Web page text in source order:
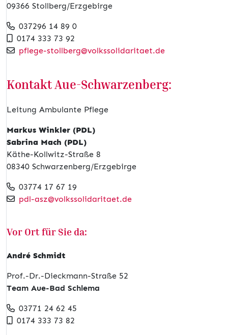
09366 Stollberg/Erzgebirge
037296 14 89 0
0174 333 73 92
pflege-stollberg@volkssolidaritaet.de
Kontakt Aue-Schwarzenberg:
Leitung Ambulante Pflege
Markus Winkler (PDL)
Sabrina Mach (PDL)
Käthe-Kollwitz-Straße 8
08340 Schwarzenberg/Erzgebirge
03774 17 67 19
pdl-asz@volkssolidaritaet.de
Vor Ort für Sie da:
André Schmidt
Prof.-Dr.-Dieckmann-Straße 52
Team Aue-Bad Schlema
03771 24 62 45
0174 333 73 82